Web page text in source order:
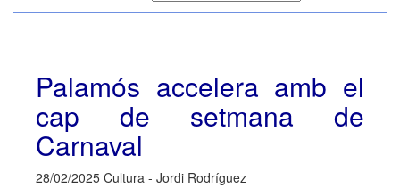
Palamós accelera amb el
cap de setmana de
Carnaval
28/02/2025 Cultura - Jordi Rodríguez